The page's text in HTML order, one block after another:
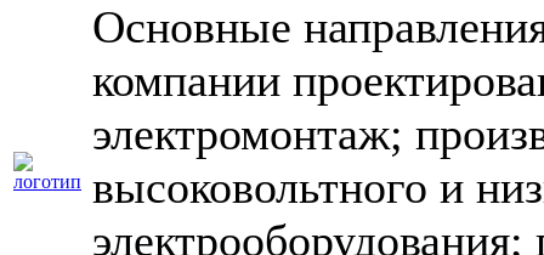
Основные
компании
электромонтаж;
высоковольтного и
электрооборудования;